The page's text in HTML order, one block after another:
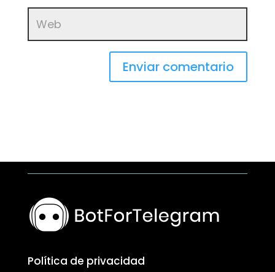
Enviar comentario
Política de privacidad